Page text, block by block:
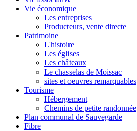
Vie économique
Les entreprises
Producteurs, vente directe
Patrimoine
L'histoire
Les églises
Les châteaux
Le chasselas de Moissac
sites et oeuvres remarquables
Tourisme
Hébergement
Chemins de petite randonnée
Plan communal de Sauvegarde
Fibre